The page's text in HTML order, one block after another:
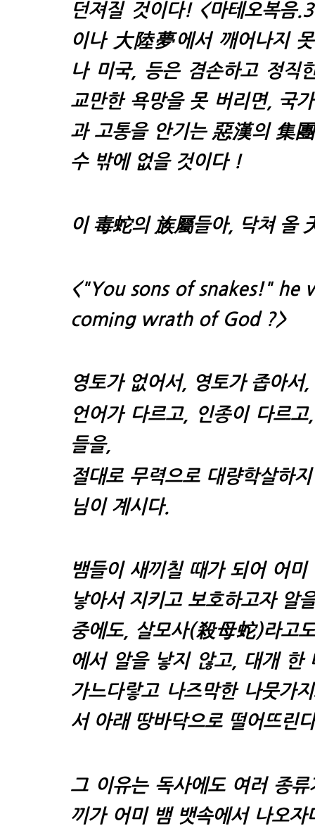
던져질 것이다! <마테오복음
이나 大陸夢에서 깨어나지
나 미국, 등은 겸손하고 정직
교만한 욕망을 못 버리면,
국
과 고통을 안기는 惡漢의 集團
수 밖에 없을 것이다 !
이 毒蛇의 族屬들아, 닥쳐 올
<"You sons of snakes!" he
coming wrath of God ?>
영토가 없어서, 영토가 좁아서
언어가 다르고, 인종이 다르
들을,
절대로 무력으로 대량학살하
님이 계시다.
뱀들이 새끼칠 때가 되어 어
낳아서 지키고 보호하고자 알
중에도, 살모사(殺母蛇)라고
에서 알을 낳지 않고, 대개 한
가느다랗고 나즈막한 나뭇가
서 아래 땅바닥으로 떨어뜨린
그 이유는 독사에도 여러 종
끼가 어미 뱀 뱃속에서 나오